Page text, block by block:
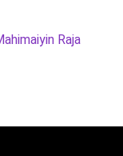
Raja